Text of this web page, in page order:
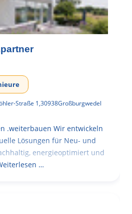
Straße 1,30938Großburgwedel
.weiterbauen Wir entwickeln
Lösungen für Neu- und
energieoptimiert und
…